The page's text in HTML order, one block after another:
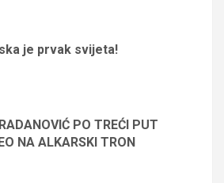
je prvak svijeta!
PO TREĆI PUT
NA ALKARSKI TRON